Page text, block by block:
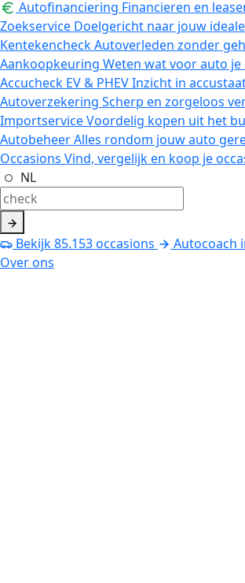
Autofinanciering Financieren en
Zoekservice Doelgericht naar jouw
KentekencheckAutoverleden zonder
Aankoopkeuring Weten wat voor auto
Accucheck EV & PHEVInzicht in
Autoverzekering Scherp en zorgeloos
ImportserviceVoordelig kopen uit het
AutobeheerAlles rondom jouw auto
Occasions Vind, vergelijk en koop je
NL
Bekijk85.153occasions
Autocoach
Over ons